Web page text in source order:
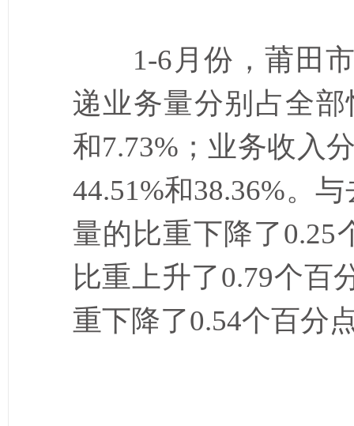
1-6 月份，莆田
递业务量分别占全
和7.73% ；业务收入
44.51%和38.36%。
量的比重下降了0.25
比重上升了0.79个百
重下降了0.54个百分